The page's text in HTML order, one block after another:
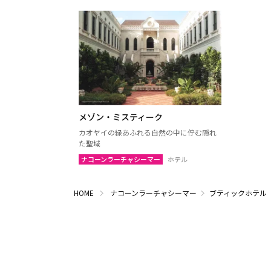
メゾン・ミスティーク
カオヤイの緑あふれる自然の中に佇む隠れ
た聖域
ナコーンラーチャシーマー ホテル
HOME ナコーンラーチャシーマー ブティックホテル